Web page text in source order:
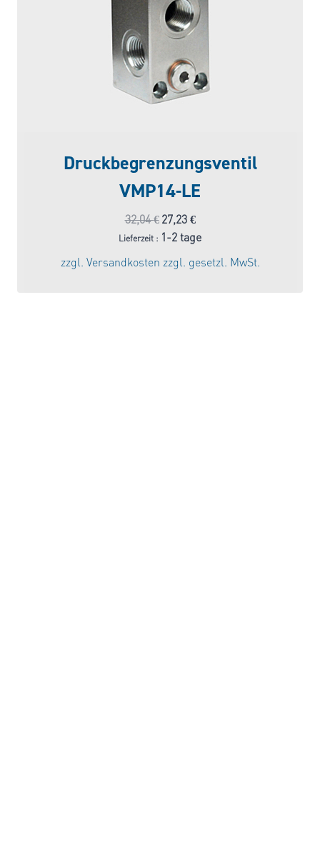
Druckbegrenzungsventil
VMP14-LE
32,04€ Ursprünglicher
Preis
war:
32,04 €
27,23 €Aktueller
Preis
Lieferzeit : 1-2 tage
zzgl. Versandkosten zzgl. gesetzl. MwSt.